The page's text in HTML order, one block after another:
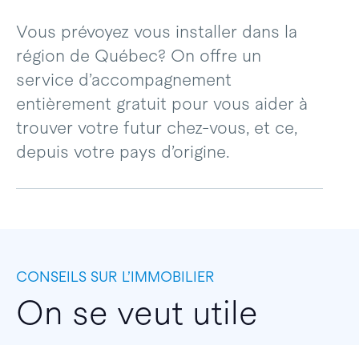
Vous prévoyez vous installer dans la
région de Québec? On offre un
service d’accompagnement
entièrement gratuit pour vous aider à
trouver votre futur chez-vous, et ce,
depuis votre pays d’origine.
CONSEILS SUR L’IMMOBILIER
On se veut utile